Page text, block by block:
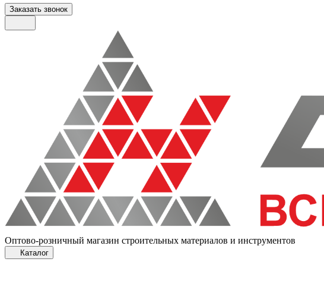
Заказать звонок
Оптово-розничный магазин строительных материалов и инструментов
Каталог